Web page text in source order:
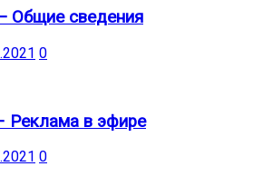
Общие сведения
0
Реклама в эфире
0